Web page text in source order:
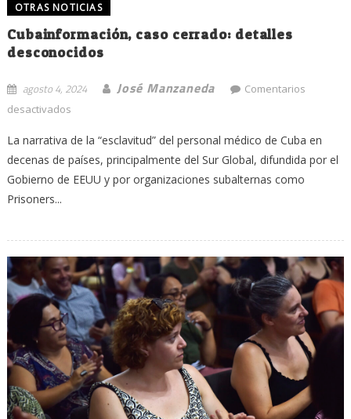
OTRAS NOTICIAS
Cubainformación, caso cerrado: detalles
desconocidos
agosto 4, 2024 José Manzaneda
Comentarios
desactivadosen
caso
cerrado:
detalles
La narrativa de la “esclavitud” del personal médico de Cuba en
decenas de países, principalmente del Sur Global, difundida por el
Gobierno de EEUU y por organizaciones subalternas como
Prisoners...